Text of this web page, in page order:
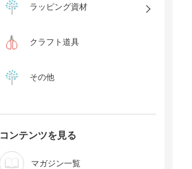
ラッピング資材
クラフト道具
その他
コンテンツを見る
マガジン一覧